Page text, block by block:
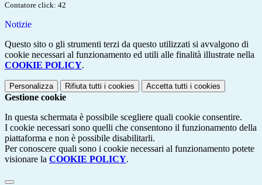
Contatore click: 42
Notizie
Questo sito o gli strumenti terzi da questo utilizzati si avvalgono di
cookie necessari al funzionamento ed utili alle finalità illustrate nella
COOKIE POLICY.
Personalizza Rifiuta tutti i cookies Accetta tutti i cookies
Gestione cookie
In questa schermata è possibile scegliere quali cookie consentire.
I cookie necessari sono quelli che consentono il funzionamento della
piattaforma e non è possibile disabilitarli.
Per conoscere quali sono i cookie necessari al funzionamento potete
visionare la COOKIE POLICY.